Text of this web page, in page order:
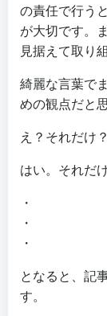
の責任で行う
が大切です。
見据えて取り
綺麗な言葉で
めの観点だと
え？それだけ？
はい。それだ
・
・
・
となると、記
す。